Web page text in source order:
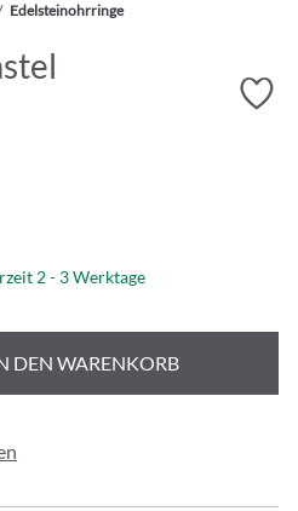
Edelsteinohrringe
2 - 3 Werktage
DEN WARENKORB